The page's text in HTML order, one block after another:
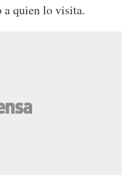
a quien lo visita.